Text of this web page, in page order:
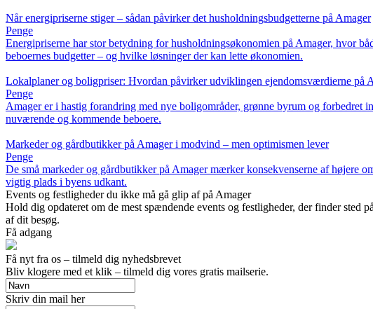
Når energipriserne stiger – sådan påvirker det husholdningsbudgetterne på Amager
Penge
Energipriserne har stor betydning for husholdningsøkonomien på Amager, hvor
beboernes budgetter – og hvilke løsninger der kan lette økonomien.
Lokalplaner og boligpriser: Hvordan påvirker udviklingen ejendomsværdierne på
Penge
Amager er i hastig forandring med nye boligområder, grønne byrum og
nuværende og kommende beboere.
Markeder og gårdbutikker på Amager i modvind – men optimismen lever
Penge
De små markeder og gårdbutikker på Amager mærker konsekvenserne af højere
vigtig plads i byens udkant.
Events og festligheder du ikke må gå glip af på Amager
Hold dig opdateret om de mest spændende events og festligheder, der finder
af dit besøg.
Få adgang
Få nyt fra os – tilmeld dig nyhedsbrevet
Bliv klogere med et klik – tilmeld dig vores gratis mailserie.
Skriv din mail her